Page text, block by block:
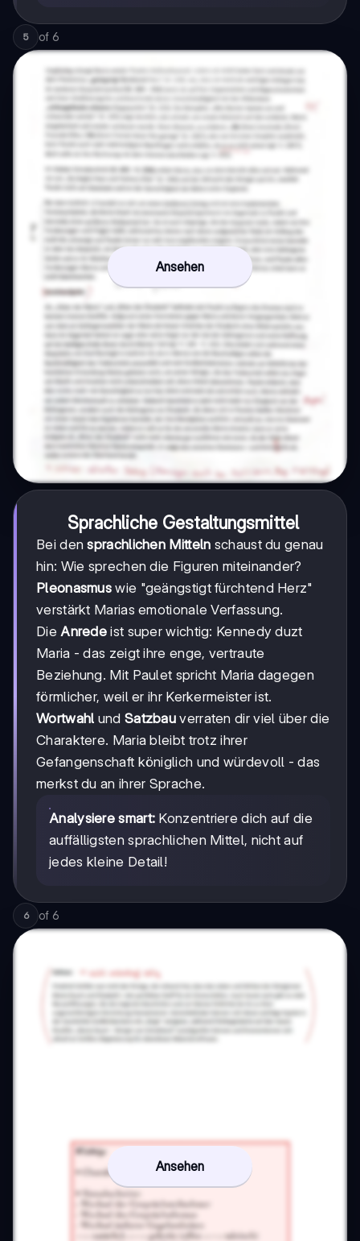
5 of 6
Ansehen
Sprachliche Gestaltungsmittel
Bei densprachlichen Mitteln schaust du genau
hin: Wie sprechen die Figuren miteinander?
Pleonasmus wie "geängstigt fürchtend Herz"
verstärkt Marias emotionale Verfassung.
DieAnrede ist super wichtig: Kennedy duzt
Maria - das zeigt ihre enge, vertraute
Beziehung. Mit Paulet spricht Maria dagegen
förmlicher, weil er ihr Kerkermeister ist.
Wortwahl und Satzbau verraten dir viel über die
Charaktere. Maria bleibt trotz ihrer
Gefangenschaft königlich und würdevoll - das
merkst du an ihrer Sprache.
Analysiere smart: Konzentriere dich auf die
auffälligsten sprachlichen Mittel, nicht auf
jedes kleine Detail!
6 of 6
Ansehen